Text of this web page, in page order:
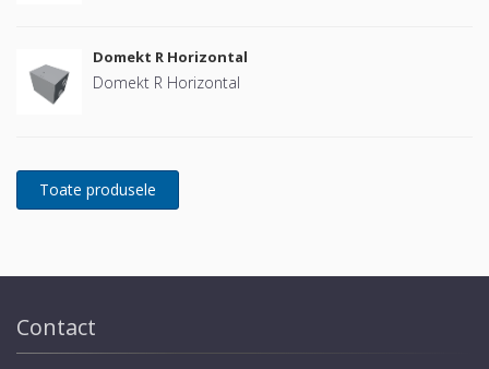
Domekt R Horizontal
Domekt R Horizontal
Contact